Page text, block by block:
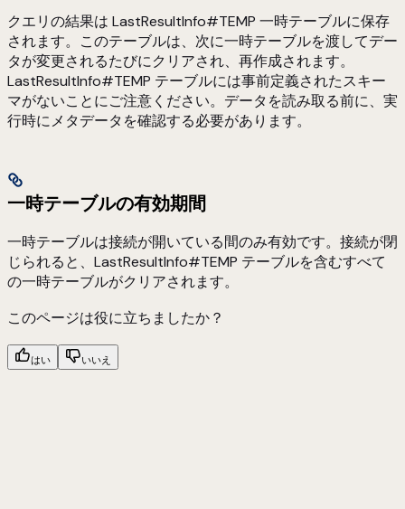
クエリの結果は LastResultInfo#TEMP 一時テーブルに保存
されます。このテーブルは、次に一時テーブルを渡してデー
タが変更されるたびにクリアされ、再作成されます。
LastResultInfo#TEMP テーブルには事前定義されたスキー
マがないことにご注意ください。データを読み取る前に、実
行時にメタデータを確認する必要があります。
一時テーブルの有効期間
一時テーブルは接続が開いている間のみ有効です。接続が閉
じられると、LastResultInfo#TEMP テーブルを含むすべて
の一時テーブルがクリアされます。
このページは役に立ちましたか？
はい いいえ